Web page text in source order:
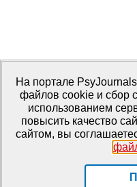
Портал психологических
Правила использования
Свидетельство регистрации
2016 г.
Издатель: ФГБОУ ВО МГППУ
На портале
файлов cookie и сбор
использованием
повысить качество
сайтом, вы